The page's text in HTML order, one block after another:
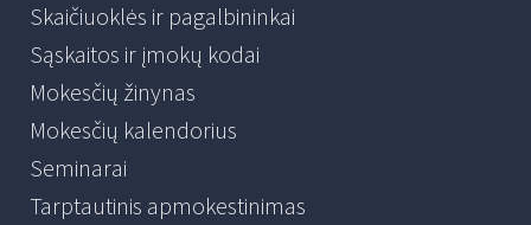
Skaičiuoklės ir pagalbininkai
Sąskaitos ir įmokų kodai
Mokesčių žinynas
Mokesčių kalendorius
Seminarai
Tarptautinis apmokestinimas